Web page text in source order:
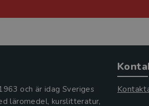
och är idag Sveriges
läromedel, kurslitteratur,